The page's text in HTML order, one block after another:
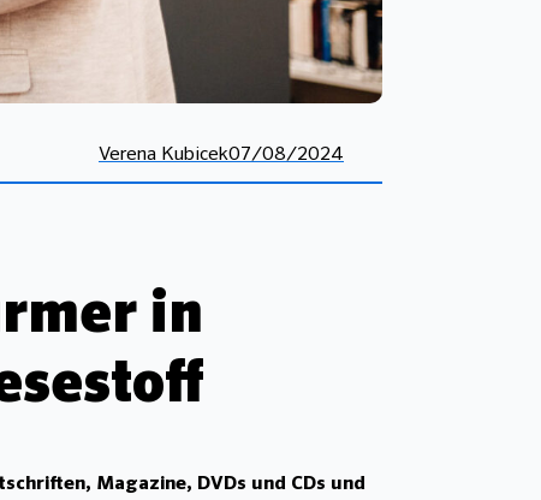
Verena Kubicek07/08/2024
in
Magazine, DVDs und CDs und